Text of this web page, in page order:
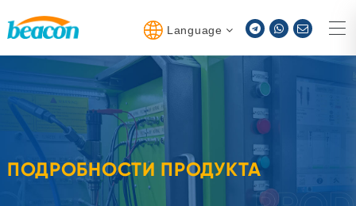
Language
ПОДРОБНОСТИ ПРОДУКТА